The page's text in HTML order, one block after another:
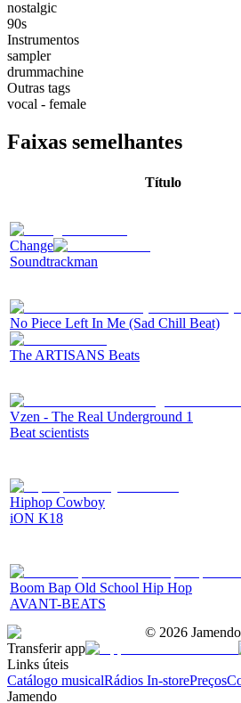
nostalgic
90s
Instrumentos
sampler
drummachine
Outras tags
vocal - female
Faixas semelhantes
Título
Change
Soundtrackman
No Piece Left In Me (Sad Chill Beat)
The ARTISANS Beats
Vzen - The Real Underground 1
Beat scientists
Hiphop Cowboy
iON K18
Boom Bap Old School Hip Hop
AVANT-BEATS
© 2026
Transferir app
Links úteis
Catálogo musicalRádios In-storePreços
Jamendo